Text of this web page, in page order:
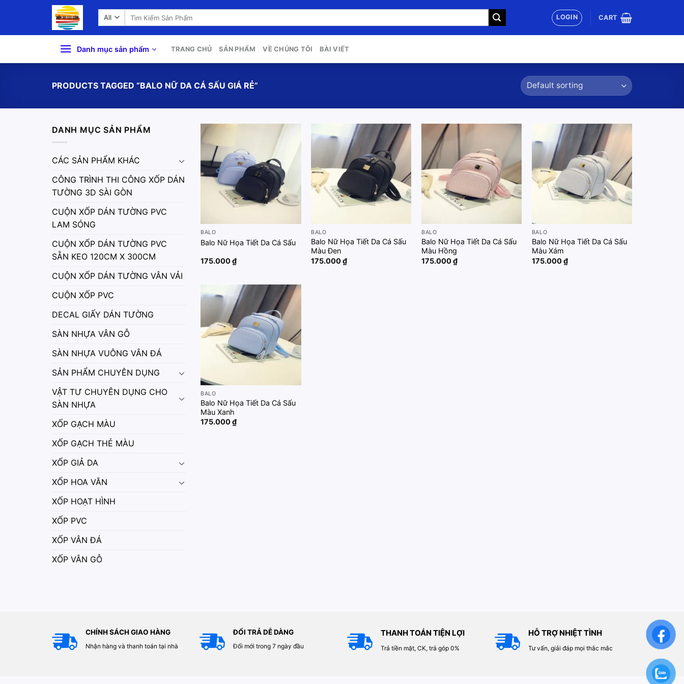
Search
LOGIN CART
Danh mục sản phẩm TRANG CHỦ SẢN PHẨM VỀ CHÚNG TÔI BÀI VIẾT
PRODUCTS TAGGED “BALO NỮ DA CÁ SẤU GIÁ RẺ”
DANH MỤC SẢN PHẨM
CÁC SẢN PHẨM KHÁC
CÔNG TRÌNH THI CÔNG XỐP DÁN
TƯỜNG 3D SÀI GÒN
CUỘN XỐP DÁN TƯỜNG PVC
LAM SÓNG
CUỘN XỐP DÁN TƯỜNG PVC
SẴN KEO 120CM X 300CM
CUỘN XỐP DÁN TƯỜNG VÂN VẢI
CUỘN XỐP PVC
DECAL GIẤY DÁN TƯỜNG
SÀN NHỰA VÂN GỖ
SÀN NHỰA VUÔNG VÂN ĐÁ
SẢN PHẨM CHUYÊN DỤNG
VẬT TƯ CHUYÊN DỤNG CHO
SÀN NHỰA
XỐP GẠCH MÀU
XỐP GẠCH THẺ MÀU
XỐP GIẢ DA
XỐP HOA VĂN
XỐP HOẠT HÌNH
XỐP PVC
XỐP VÂN ĐÁ
XỐP VÂN GỖ
Add to
wishlist
BALO
Balo Nữ Họa Tiết Da Cá Sấu
175.000₫
Add to
wishlist
BALO
Balo Nữ Họa Tiết Da Cá Sấu
Màu Đen
175.000₫
wishlist
BALO
Balo Nữ Họa Tiết Da Cá Sấu
Màu Hồng
175.000₫
Add to
wishlist
BALO
Balo Nữ Họa Tiết Da Cá Sấu
Màu Xám
175.000₫
Add to
wishlist
BALO
Balo Nữ Họa Tiết Da Cá Sấu
Màu Xanh
175.000₫
CHÍNH SÁCH GIAO HÀNG
Nhận hàng và thanh toán tại nhà
ĐỔI TRẢ DỄ DÀNG
Đổi mới trong 7 ngày đầu
THANH TOÁN TIỆN LỢI
Trả tiền mặt, CK, trả góp 0%
HỖ TRỢ NHIỆT TÌNH
Tư vấn, giải đáp mọi thắc mắc